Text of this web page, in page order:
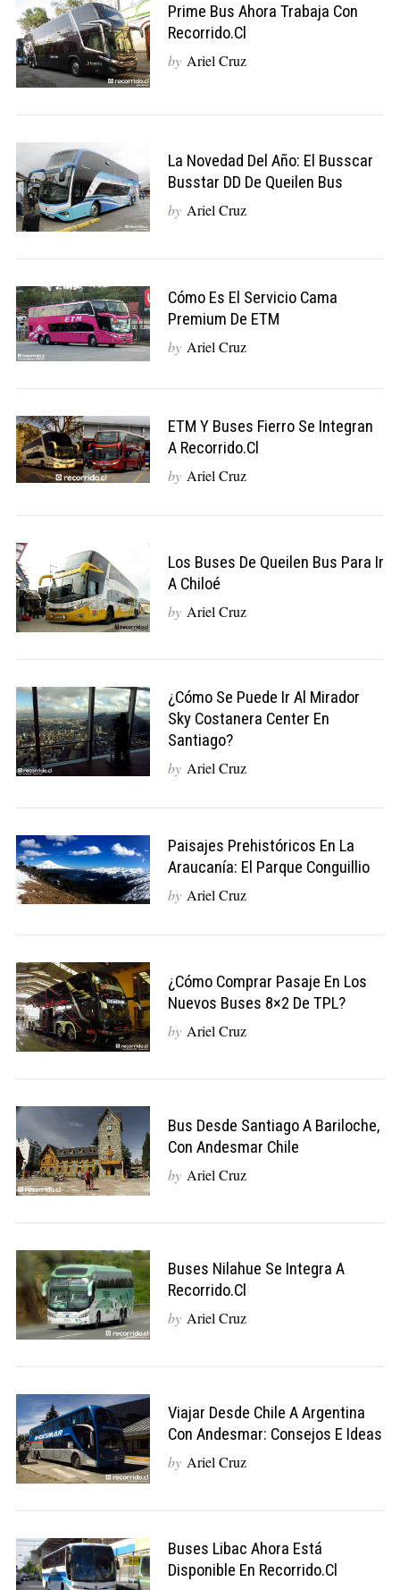
Prime Bus Ahora Trabaja Con
Recorrido.cl
by Ariel Cruz
La Novedad Del Año: El Busscar
Busstar DD De Queilen Bus
by Ariel Cruz
Cómo Es El Servicio Cama
Premium De ETM
by Ariel Cruz
ETM Y Buses Fierro Se Integran
A Recorrido.cl
by Ariel Cruz
Los Buses De Queilen Bus Para Ir
A Chiloé
by Ariel Cruz
¿Cómo Se Puede Ir Al Mirador
Sky Costanera Center En
Santiago?
by Ariel Cruz
Paisajes Prehistóricos En La
Araucanía: El Parque Conguillio
by Ariel Cruz
¿Cómo Comprar Pasaje En Los
Nuevos Buses 8×2 De TPL?
by Ariel Cruz
Bus Desde Santiago A Bariloche,
Con Andesmar Chile
by Ariel Cruz
Buses Nilahue Se Integra A
Recorrido.cl
by Ariel Cruz
Viajar Desde Chile A Argentina
Con Andesmar: Consejos E Ideas
by Ariel Cruz
Buses Libac Ahora Está
Disponible En Recorrido.cl